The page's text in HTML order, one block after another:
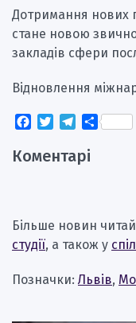
Дотримання нових
стане новою
закладів сфери
Відновлення
Facebook
TwitterTelegram
Коментарі
Більше новин
студії, а також у
Позначки: Львів,